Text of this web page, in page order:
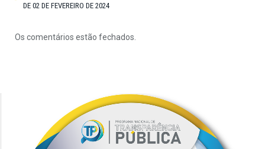
DE 02 DE FEVEREIRO DE 2024
Os comentários estão fechados.